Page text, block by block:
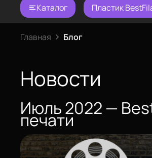
Каталог Пластик
Главная Блог
Новости
Июль 2022 —
печати
Еще
О нас
Филиалы
Сертификаты
Система скидок